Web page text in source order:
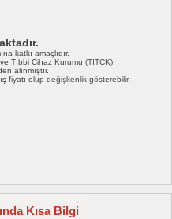
katkı amaçlıdır.
Tıbbi Cihaz Kurumu (TİTCK)
alınmıştır.
fiyatı olup değişkenlik gösterebilir.
Kısa Bilgi